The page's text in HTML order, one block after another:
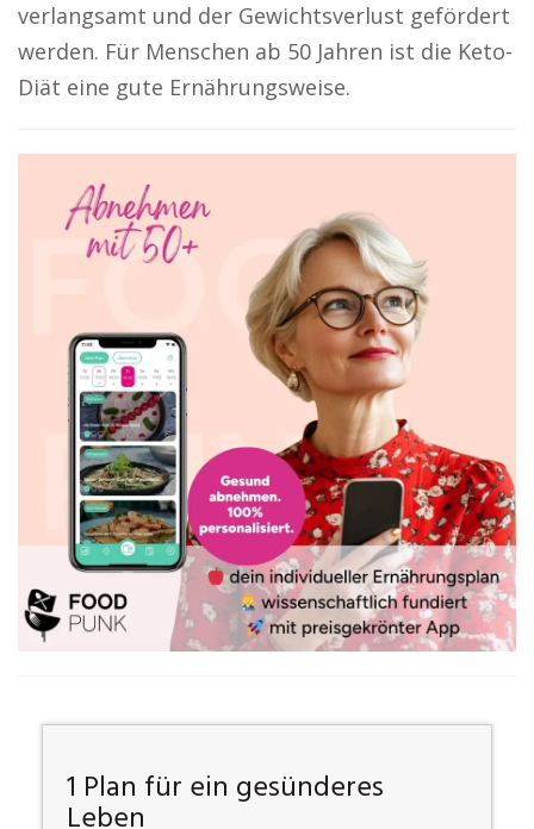
verlangsamt und der Gewichtsverlust gefördert
werden. Für Menschen ab 50 Jahren ist die Keto-
Diät eine gute Ernährungsweise.
1 Plan für ein gesünderes
Leben